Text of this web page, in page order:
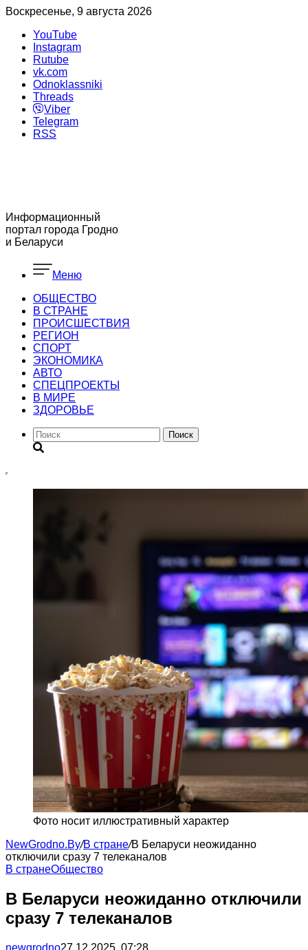
Воскресенье, 9 августа 2026
YouTube
Instagram
Rutube
vk.com
Odnoklassniki
Threads
Viber
Telegram
RSS
Информационный
портал города Гродно
и Беларуси
Меню
ОБЩЕСТВО
В СТРАНЕ
ПРОИСШЕСТВИЯ
РЕГИОН
CПОРТ
ЭКОНОМИКА
АВТО
СПЕЦПРОЕКТЫ
В МИРЕ
ЗДОРОВЬЕ
Поиск
Фото носит иллюстративный характер
NewGrodno.By/В стране/В Беларуси неожиданно
отключили сразу 7 телеканалов
В странеОбщество
В Беларуси неожиданно отключили
сразу 7 телеканалов
newgrodno27.12.2025, 07:28